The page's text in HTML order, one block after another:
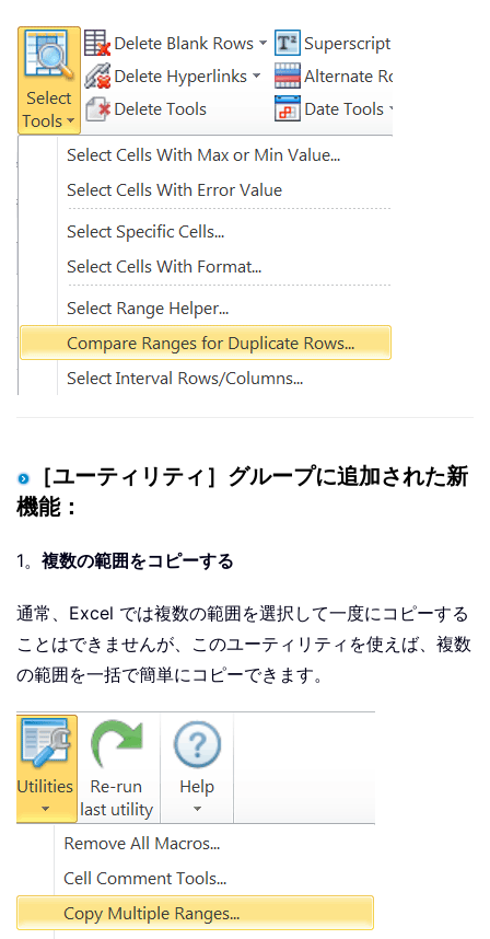
［ユーティリティ］グループに追加された新
機能：
1。 複数の範囲をコピーする
通常、Excel では複数の範囲を選択して一度にコピーする
ことはできませんが、このユーティリティを使えば、複数
の範囲を一括で簡単にコピーできます。